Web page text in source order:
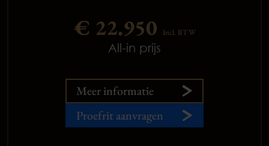
€ 22.950 Incl. BTW
All-in prijs
Meer informatie
Proefrit aanvragen